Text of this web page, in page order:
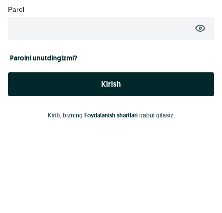
Parol
Parolni unutdingizmi?
Kirish
Kirib, bizning Foydalanish shartlariqabul qilasiz.